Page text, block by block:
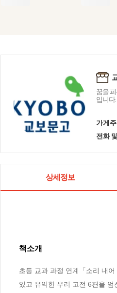
꿈을
입니다.
가게
전화
상세정보
책소개
초등 교과 과정 연계「소리 내
있고 유익한 우리 고전 6편을